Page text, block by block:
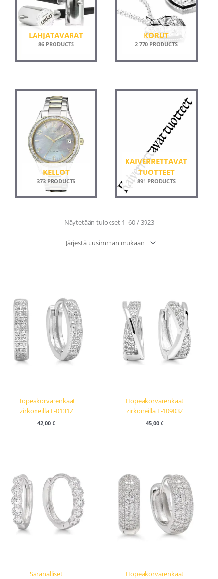
LAHJATAVARAT
86 PRODUCTS
KORUT
2 770 PRODUCTS
KELLOT
373 PRODUCTS
KAIVERRETTAVAT
TUOTTEET
891 PRODUCTS
Näytetään tulokset 1–60 / 3923Sorted
by
Hopeakorvarenkaat
zirkoneilla E-0131Z
42,00 €
Hopeakorvarenkaat
zirkoneilla E-10903Z
45,00 €
Saranalliset
Hopeakorvarenkaat